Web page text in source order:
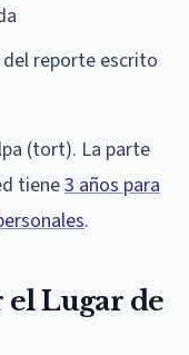
reporte escrito
(tort). La parte
tiene3 años para
.
el Lugar de